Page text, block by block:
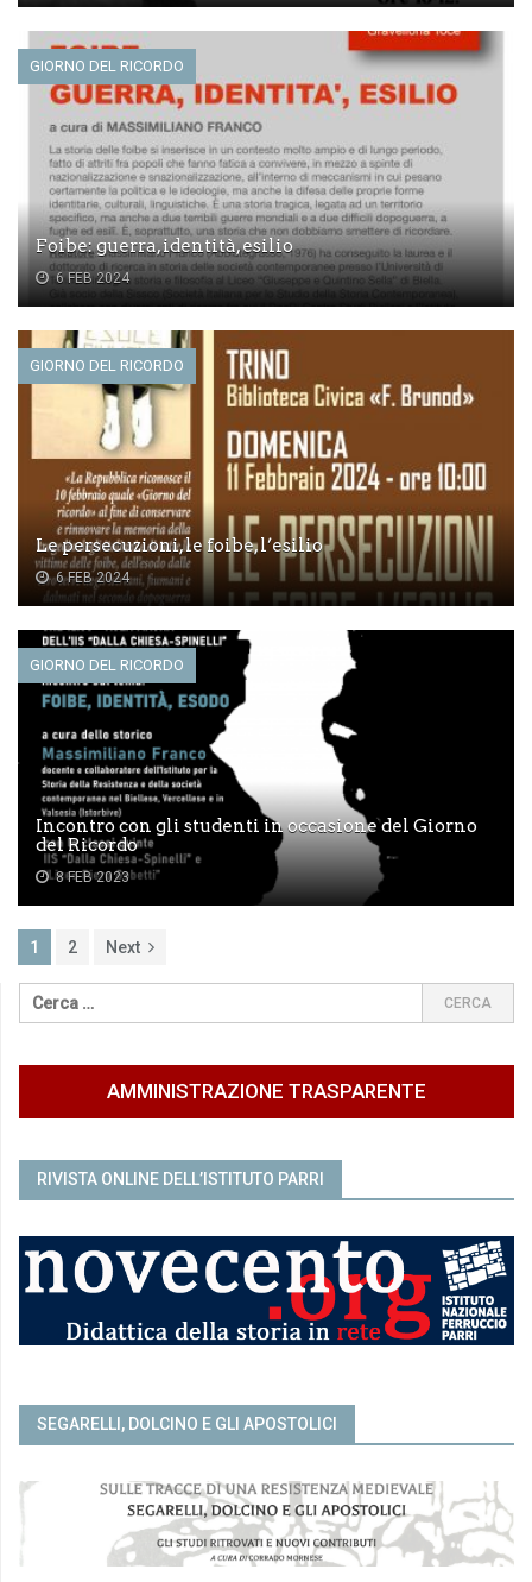
GIORNO DEL RICORDO
Foibe: guerra, identità, esilio
6 FEB 2024
GIORNO DEL RICORDO
Le persecuzioni, le foibe, l’esilio
6 FEB 2024
GIORNO DEL RICORDO
Incontro con gli studenti in occasione del Giorno
del Ricordo
8 FEB 2023
1 2 Next
AMMINISTRAZIONE TRASPARENTE
RIVISTA ONLINE DELL’ISTITUTO PARRI
SEGARELLI, DOLCINO E GLI APOSTOLICI